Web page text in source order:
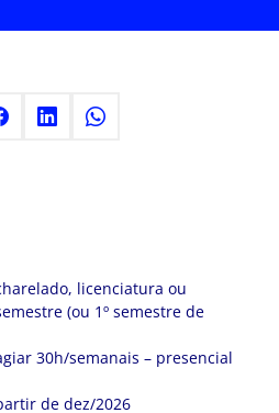
licenciatura ou
(ou 1º semestre de
30h/semanais – presencial
de dez/2026